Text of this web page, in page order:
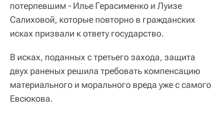
потерпевшим - Илье Герасименко и Луизе
Салиховой, которые повторно в гражданских
исках призвали к ответу государство.
В исках, поданных с третьего захода, защита
двух раненых решила требовать компенсацию
материального и морального вреда уже с самого
Евсюкова.